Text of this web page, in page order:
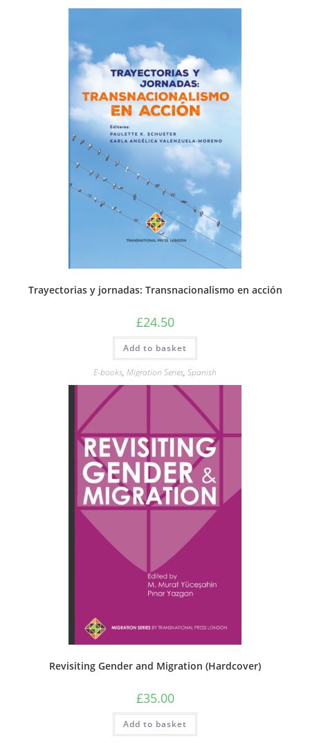
Trayectorias y jornadas: Transnacionalismo en acción
£24.50
Add to basket
E-books, Migration Series, Spanish
Revisiting Gender and Migration (Hardcover)
£35.00
Add to basket